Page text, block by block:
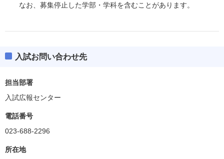
なお、募集停止した学部・学科を含むことがあります。
入試お問い合わせ先
担当部署
入試広報センター
電話番号
023-688-2296
所在地